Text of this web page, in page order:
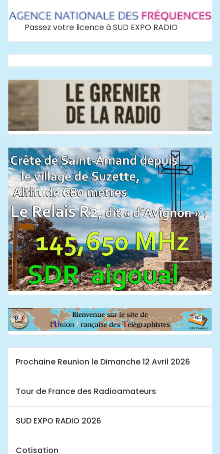
Passez votre licence à SUD EXPO RADIO
Prochaine Reunion le Dimanche 12 Avril 2026
Tour de France des Radioamateurs
SUD EXPO RADIO 2026
Cotisation